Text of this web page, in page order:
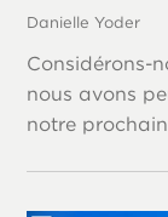
Danielle Yoder
Considérons-
nous avons
notre